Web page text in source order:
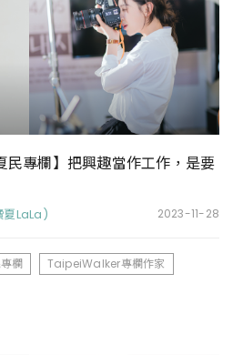
民專欄】把興趣當作工作，是要
LaLa) 2023-11-28
欄
TaipeiWalker專欄作家